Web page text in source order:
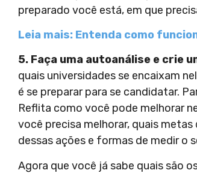
preparado você está, em que
Leia mais: Entenda como
5. Faça uma autoanálise e crie
quais universidades se encaixam
é se preparar para se candidatar.
Reflita como você pode melhorar
você precisa melhorar, quais
dessas ações e formas de medir o
Agora que você já sabe quais são